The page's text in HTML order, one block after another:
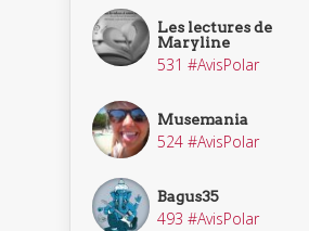
Les lectures de
Maryline
531 #AvisPolar
Musemania
524 #AvisPolar
Bagus35
493 #AvisPolar